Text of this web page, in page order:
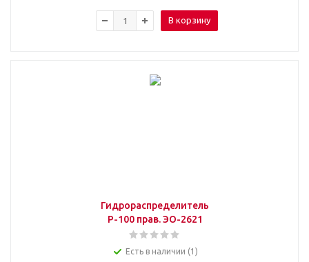
В корзину
Гидрораспределитель
Р-100 прав. ЭО-2621
Есть в наличии (1)